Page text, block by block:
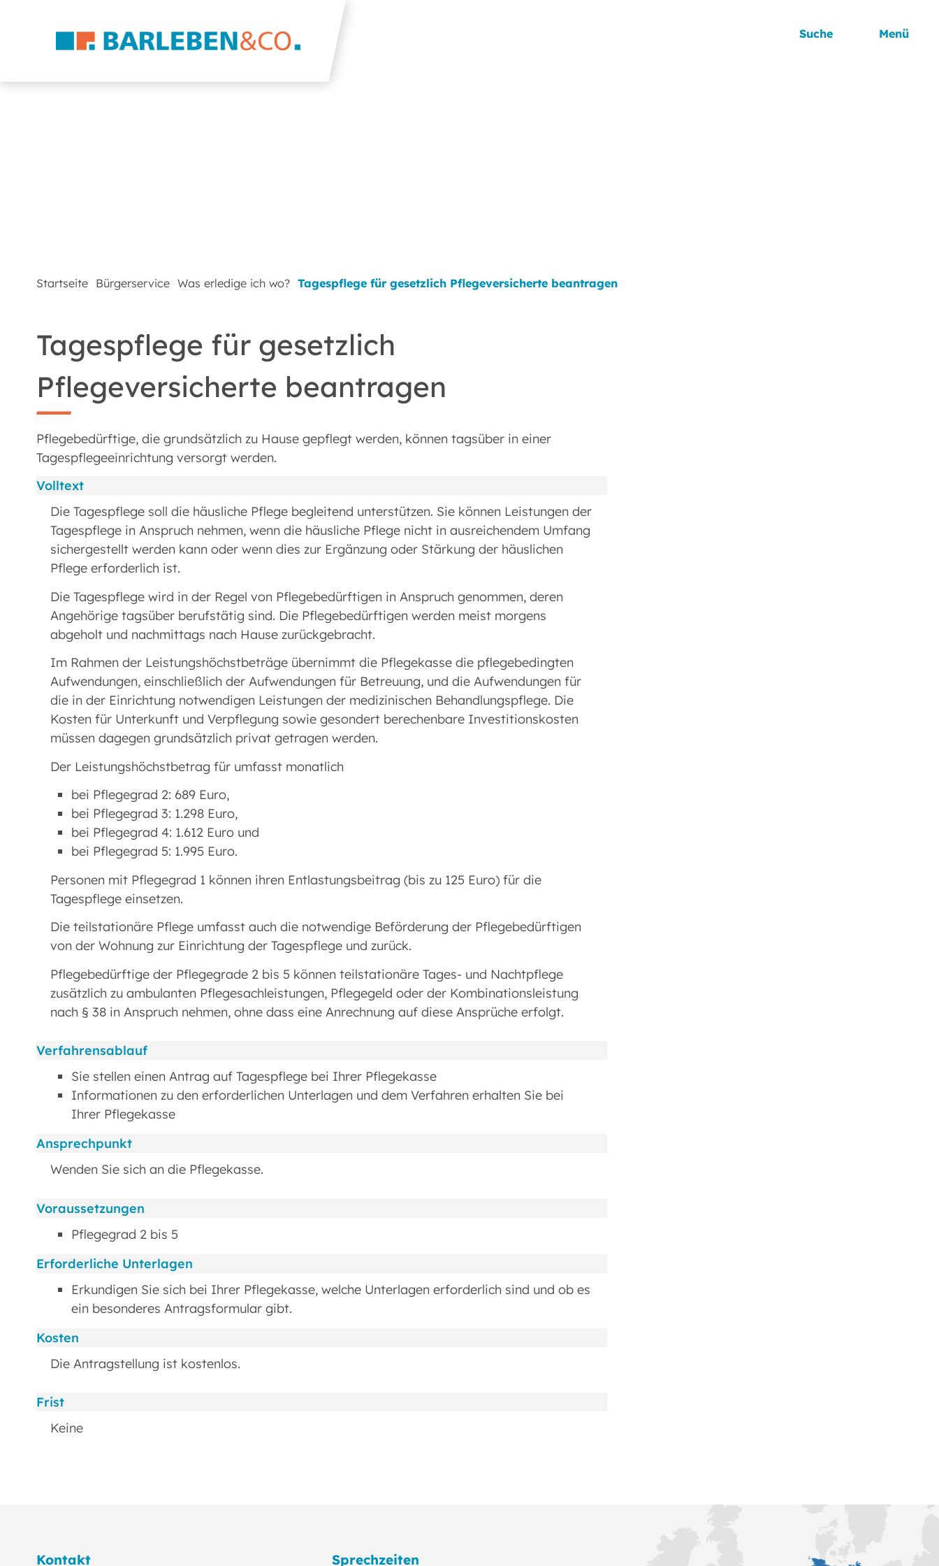
Suche Menü
Startseite Bürgerservice Was erledige ich wo? Tagespflege für gesetzlich Pflegeversicherte beantragen
Tagespflege für gesetzlich
Pflegeversicherte beantragen
Pflegebedürftige, die grundsätzlich zu Hause gepflegt werden, können tagsüber in einer
Tagespflegeeinrichtung versorgt werden.
Volltext
Die Tagespflege soll die häusliche Pflege begleitend unterstützen. Sie können Leistungen der
Tagespflege in Anspruch nehmen, wenn die häusliche Pflege nicht in ausreichendem Umfang
sichergestellt werden kann oder wenn dies zur Ergänzung oder Stärkung der häuslichen
Pflege erforderlich ist.
Die Tagespflege wird in der Regel von Pflegebedürftigen in Anspruch genommen, deren
Angehörige tagsüber berufstätig sind. Die Pflegebedürf­tigen werden meist morgens
abgeholt und nachmittags nach Hause zurückgebracht.
Im Rahmen der Leistungshöchstbeträge übernimmt die Pflegekasse die pflegebedingten
Aufwendungen, einschließlich der Aufwendungen für Betreuung, und die Aufwendungen für
die in der Einrichtung notwendigen Leistungen der medizinischen Behandlungspflege. Die
Kosten für Unterkunft und Verpflegung sowie gesondert berechenbare Investitionskosten
müssen dagegen grundsätzlich privat getragen werden.
Der Leistungshöchstbetrag für umfasst monatlich
bei Pflegegrad 2: 689 Euro,
bei Pflegegrad 3: 1.298 Euro,
bei Pflegegrad 4: 1.612 Euro und
bei Pflegegrad 5: 1.995 Euro.
Personen mit Pflegegrad 1 können ihren Entlastungsbeitrag (bis zu 125 Euro) für die
Tagespflege einsetzen.
Die teilstationäre Pflege umfasst auch die notwendige Beförderung der Pflegebedürftigen
von der Wohnung zur Einrichtung der Tagespflege und zurück.
Pflegebedürftige der Pflegegrade 2 bis 5 können teilstationäre Tages- und Nachtpflege
zusätzlich zu ambulanten Pflegesachleistungen, Pflegegeld oder der Kombinationsleistung
nach § 38 in Anspruch nehmen, ohne dass eine Anrechnung auf diese Ansprüche erfolgt.
Verfahrensablauf
Sie stellen einen Antrag auf Tagespflege bei Ihrer Pflegekasse
Informationen zu den erforderlichen Unterlagen und dem Verfahren erhalten Sie bei
Ihrer Pflegekasse
Ansprechpunkt
Wenden Sie sich an die Pflegekasse.
Voraussetzungen
Pflegegrad 2 bis 5
Erforderliche Unterlagen
Erkundigen Sie sich bei Ihrer Pflegekasse, welche Unterlagen erforderlich sind und ob es
ein besonderes Antragsformular gibt.
Kosten
Die Antragstellung ist kostenlos.
Frist
Keine
Kontakt Sprechzeiten